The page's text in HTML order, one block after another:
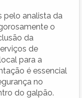
pelo analista da
o
da
de
para a
é essencial
no
do galpão.